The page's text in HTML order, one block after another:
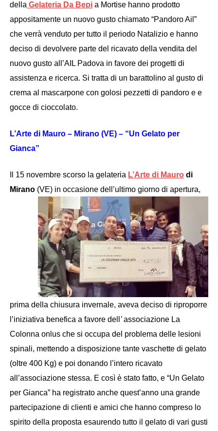
della Gelateria Da Bepi a Mortise hanno prodotto
appositamente un nuovo gusto chiamato “Pandoro Ail”
che verrà venduto per tutto il periodo Natalizio e hanno
deciso di devolvere parte del ricavato della vendita del
nuovo gusto all’AIL Padova in favore dei progetti di
assistenza e ricerca. Si tratta di un barattolino al gusto di
crema al mascarpone con golosi pezzetti di pandoro e e
gocce di cioccolato.
L’Arte di Mauro – Mirano (VE) – “Un Gelato per
Gianca”
Il 15 novembre scorso la gelateria L’Arte di Mauro di
Mirano (VE) in occasione dell’ultimo giorno di apertura,
prima della chiusura invernale, aveva deciso di riproporre
l’iniziativa benefica a favore dell ’associazione La
Colonna onlus che si occupa del problema delle lesioni
spinali, mettendo a disposizione tante vaschette di gelato
(oltre 400 Kg) e poi donando l’intero ricavato
all’associazione stessa. E così è stato fatto, e “Un Gelato
per Gianca” ha registrato anche quest’anno una grande
partecipazione di clienti e amici che hanno compreso lo
spirito della proposta esaurendo tutto il gelato di vari gusti